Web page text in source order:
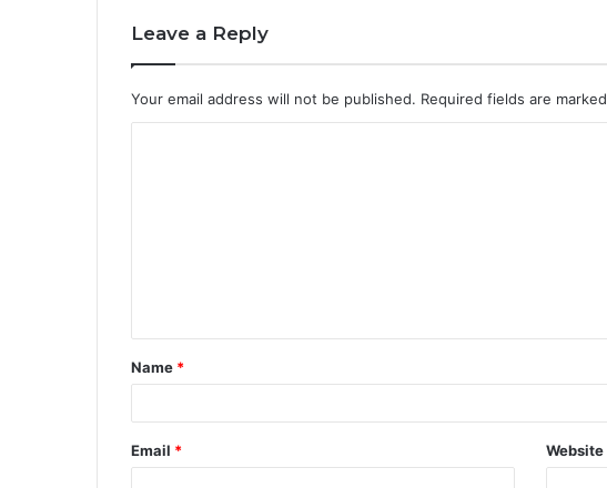
Leave a Reply
Your email address will not be published. Required fields are marked
t
*
Name *
Email * Website